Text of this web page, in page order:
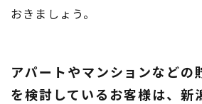
おきましょう。
アパートやマンションなどの
を検討しているお客様は、 新